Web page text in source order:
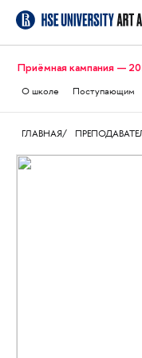
Приёмная кампания —
О школе Поступающим
ГЛАВНАЯ